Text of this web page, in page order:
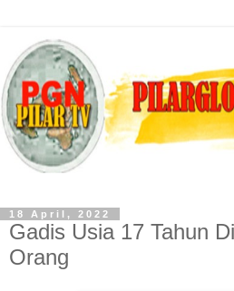
18 April, 2022
Gadis Usia 17 Tahun
Orang